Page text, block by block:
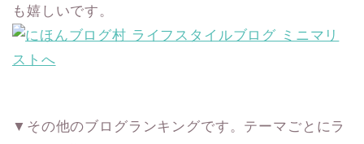
も嬉しいです。
▼その他のブログランキングです。テーマごとにラ